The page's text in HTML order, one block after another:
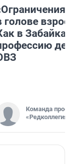
голове
в
Команда
«Редколлегия»